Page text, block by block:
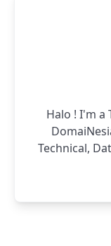
Halo ! I'm a
Technical,